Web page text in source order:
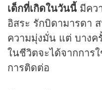
เด็กที่เกิดในวันนี้ มีคว
อิสระ รักบิดามารดา
ความมุ่งมั่น แต่ บางค
ในชีวิตจะได้จากการ
การติดต่อ